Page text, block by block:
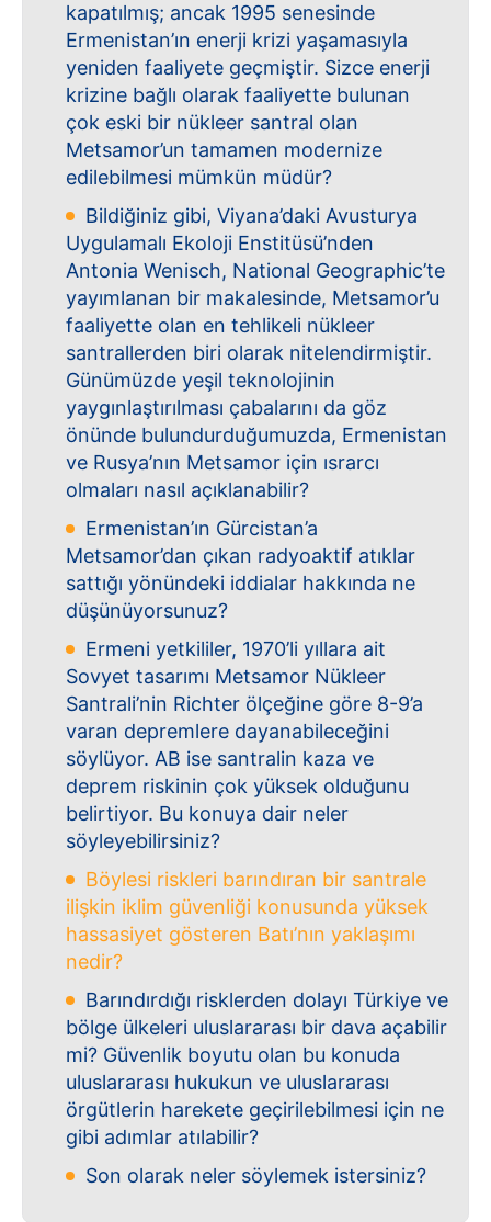
kapatılmış; ancak 1995 senesinde
Ermenistan’ın enerji krizi yaşamasıyla
yeniden faaliyete geçmiştir. Sizce enerji
krizine bağlı olarak faaliyette bulunan
çok eski bir nükleer santral olan
Metsamor’un tamamen modernize
edilebilmesi mümkün müdür?
Bildiğiniz gibi, Viyana’daki Avusturya
Uygulamalı Ekoloji Enstitüsü’nden
Antonia Wenisch, National Geographic’te
yayımlanan bir makalesinde, Metsamor’u
faaliyette olan en tehlikeli nükleer
santrallerden biri olarak nitelendirmiştir.
Günümüzde yeşil teknolojinin
yaygınlaştırılması çabalarını da göz
önünde bulundurduğumuzda, Ermenistan
ve Rusya’nın Metsamor için ısrarcı
olmaları nasıl açıklanabilir?
Ermenistan’ın Gürcistan’a
Metsamor’dan çıkan radyoaktif atıklar
sattığı yönündeki iddialar hakkında ne
düşünüyorsunuz?
Ermeni yetkililer, 1970’li yıllara ait
Sovyet tasarımı Metsamor Nükleer
Santrali’nin Richter ölçeğine göre 8-9’a
varan depremlere dayanabileceğini
söylüyor. AB ise santralin kaza ve
deprem riskinin çok yüksek olduğunu
belirtiyor. Bu konuya dair neler
söyleyebilirsiniz?
Böylesi riskleri barındıran bir santrale
ilişkin iklim güvenliği konusunda yüksek
hassasiyet gösteren Batı’nın yaklaşımı
nedir?
Barındırdığı risklerden dolayı Türkiye ve
bölge ülkeleri uluslararası bir dava açabilir
mi? Güvenlik boyutu olan bu konuda
uluslararası hukukun ve uluslararası
örgütlerin harekete geçirilebilmesi için ne
gibi adımlar atılabilir?
Son olarak neler söylemek istersiniz?